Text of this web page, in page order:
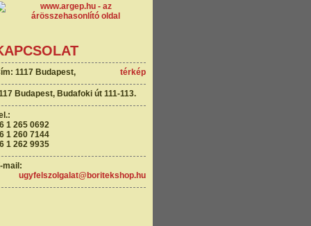
1117 Budapest, térkép
Budapest, Budafoki út 111-113.
1 265 0692
1 260 7144
1 262 9935
mail:
ugyfelszolgalat@boritekshop.hu